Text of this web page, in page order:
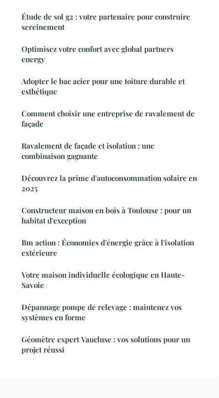
Étude de sol g2 : votre partenaire pour construire
sereinement
Optimisez votre confort avec global partners
energy
Adopter le bac acier pour une toiture durable et
esthétique
Comment choisir une entreprise de ravalement de
façade
Ravalement de façade et isolation : une
combinaison gagnante
Découvrez la prime d'autoconsommation solaire en
2025
Constructeur maison en bois à Toulouse : pour un
habitat d'exception
Bm action : Économies d'énergie grâce à l'isolation
extérieure
Votre maison individuelle écologique en Haute-
Savoie
Dépannage pompe de relevage : maintenez vos
systèmes en forme
Géomètre expert Vaucluse : vos solutions pour un
projet réussi